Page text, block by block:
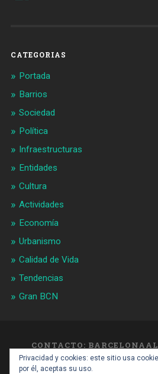
CATEGORIAS
Portada
Barrios
Sociedad
Política
Infraestructuras
Entidades
Cultura
Actividades
Economía
Urbanismo
Calidad de Vida
Tendencias
Gran BCN
CONTACTO:
Privacidad y cookies: este sitio usa
por él, aceptas su uso.